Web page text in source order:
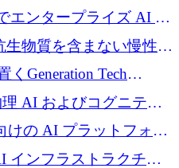
を調達
エンタープライズ AI 導
万ユーロを確保
生物質を含まない慢性創
するために 160 万ユー
Generation Tech
ロのAIロールアップファ
AI およびコグニティ
トフォームを拡張する
大 14 億ドルを確保
けの AI プラットフォー
万ドルを調達
インフラストラクチャ